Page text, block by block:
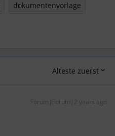
dokumentenvorlage
Älteste zuerst
Forum|Forum|2 years ago